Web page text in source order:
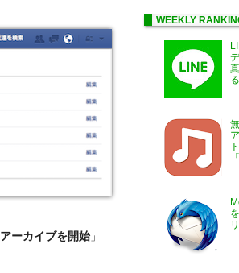
アーカイブを開始」
WEEKLY